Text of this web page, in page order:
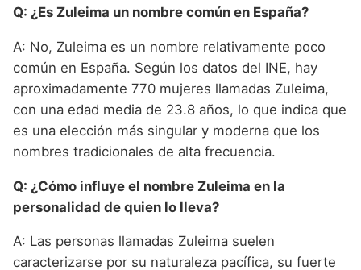
Q: ¿Es Zuleima un nombre común en España?
A: No, Zuleima es un nombre relativamente poco
común en España. Según los datos del INE, hay
aproximadamente 770 mujeres llamadas Zuleima,
con una edad media de 23.8 años, lo que indica que
es una elección más singular y moderna que los
nombres tradicionales de alta frecuencia.
Q: ¿Cómo influye el nombre Zuleima en la
personalidad de quien lo lleva?
A: Las personas llamadas Zuleima suelen
caracterizarse por su naturaleza pacífica, su fuerte